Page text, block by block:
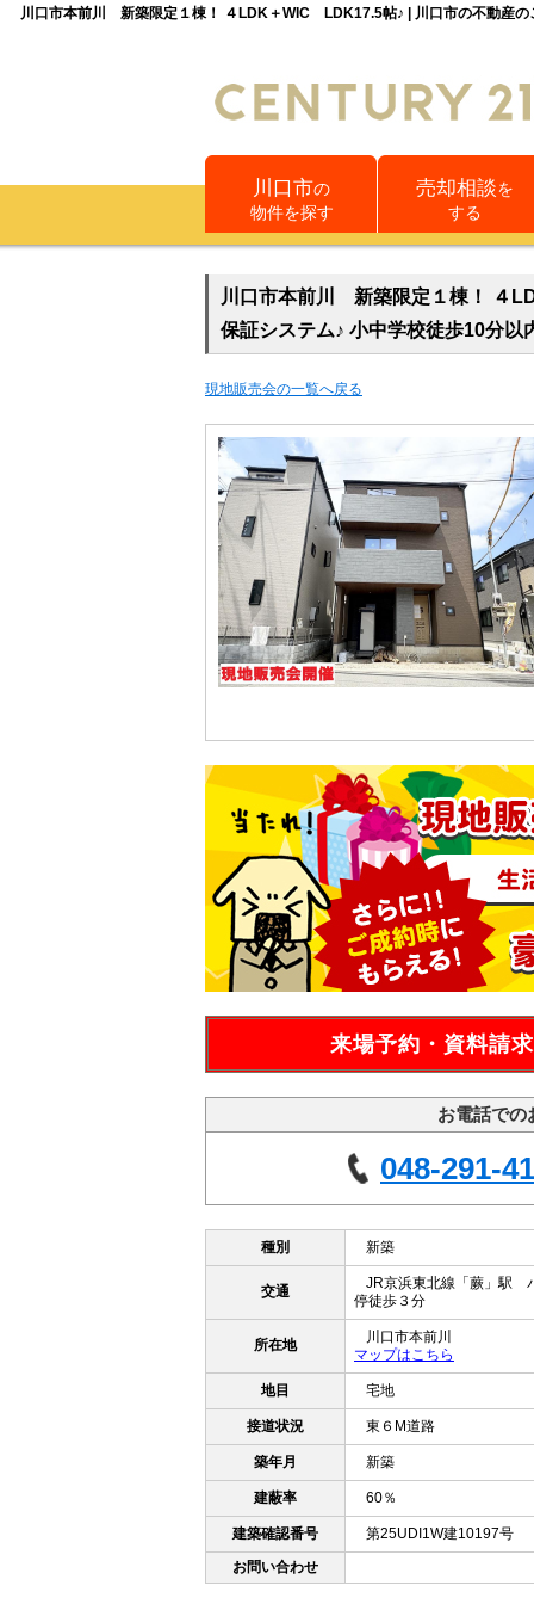
川口市本前川 新築限定１棟！ ４LDK＋WIC LDK17.5帖♪ | 川口市の不動産の
川口市の
物件を探す
売却相談を
する
川口市本前川 新築限定１棟！ ４
保証システム♪ 小中学校徒歩10分以
現地販売会の一覧へ戻る
来場予約・資料請求
お電話での
048-291-
種別 新築
交通
JR京浜東北線「蕨」駅
停徒歩３分
所在地
川口市本前川
マップはこちら
地目 宅地
接道状況 東６M道路
築年月 新築
建蔽率 60％
建築確認番号
第25UDI1W建10197号
お問い合わせ